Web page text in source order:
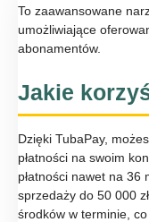
To zaawansowane
umożliwiające
abonamentów.
Jakie
Dzięki TubaPay,
płatności na swoim
płatności nawet na 36
sprzedaży do 50 000
środków w terminie,